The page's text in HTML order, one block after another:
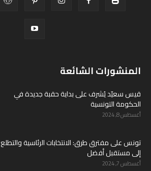
المنشورات الشائعة
قيس سعيّد يُشرف على بداية حقبة جديدة في
الحكومة التونسية
أغسطس 8, 2024
تونس على مفترق طرق: الانتخابات الرئاسية والتطلع
إلى مستقبل أفضل
أغسطس 7, 2024